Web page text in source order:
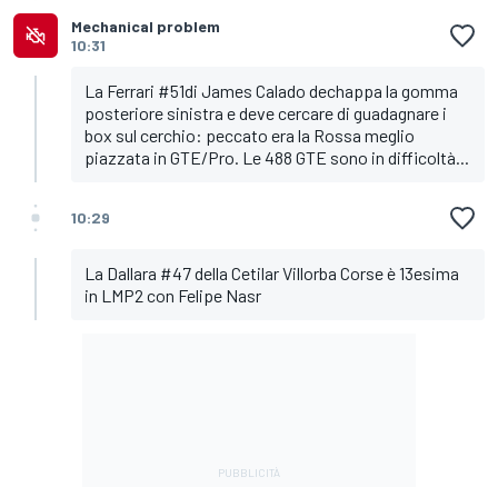
Mechanical problem
10:31
La Ferrari #51di James Calado dechappa la gomma
posteriore sinistra e deve cercare di guadagnare i
box sul cerchio: peccato era la Rossa meglio
piazzata in GTE/Pro. Le 488 GTE sono in difficoltà...
10:29
La Dallara #47 della Cetilar Villorba Corse è 13esima
in LMP2 con Felipe Nasr